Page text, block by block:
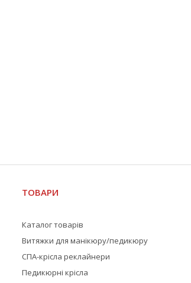
ТОВАРИ
Каталог товарів
Витяжки для манікюру/педикюру
СПА-крісла реклайнери
Педикюрні крісла